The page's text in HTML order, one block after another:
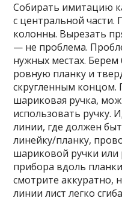
Собирать имитацию
с центральной
колонны. Вырезать
— не проблема.
нужных местах.
ровную планку и
скругленным
шариковая ручка,
использовать
линии, где должен
линейку/планку,
шариковой ручки или
прибора вдоль
смотрите аккуратно,
линии лист легко